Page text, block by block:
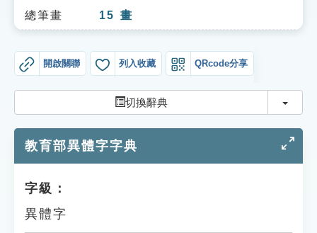
單字索引
貓頭鷹博士
總筆畫 15 畫
開啟關聯 列入收藏 QRcode分享
切換辭典 切換
教育部異體字字典
字級：
異體字